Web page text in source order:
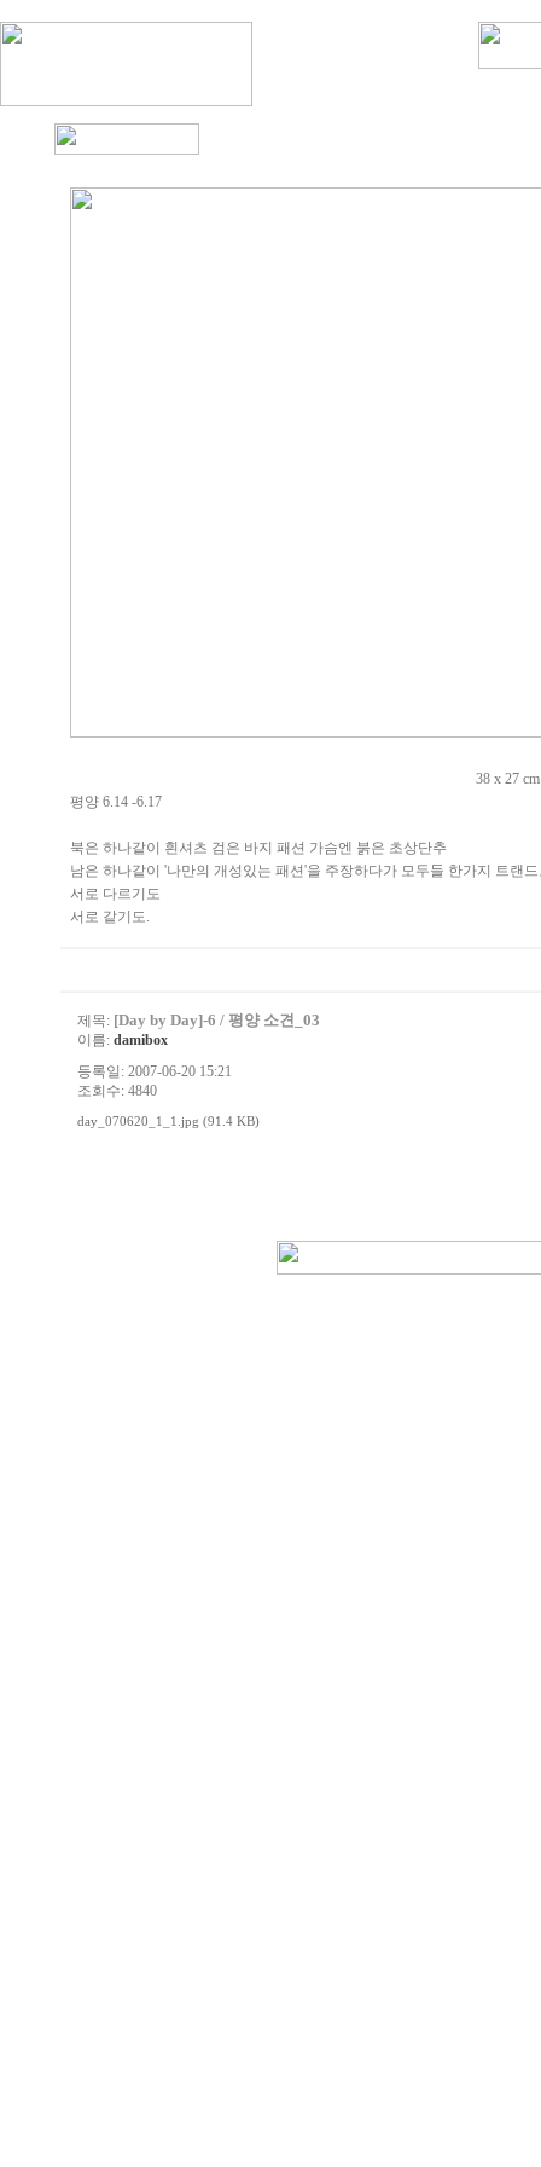
38 x 27 cm /종이에 과슈/
평양 6.14 -6.17
북은 하나같이 흰셔츠 검은 바지 패션 가슴엔 붉은 초상단추
남은 하나같이 '나만의 개성있는 패션'을 주장하다가 모두들 한가지 트랜
서로 다르기도
서로 같기도.
제목: [Day by Day]-6 / 평양 소견_03
이름: damibox
등록일: 2007-06-20 15:21
조회수: 4840
day_070620_1_1.jpg (91.4 KB)